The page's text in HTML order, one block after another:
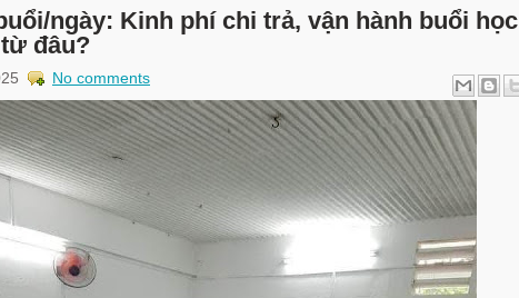
ngày: Kinh phí chi trả, vận hành buổi học
đâu?
No comments